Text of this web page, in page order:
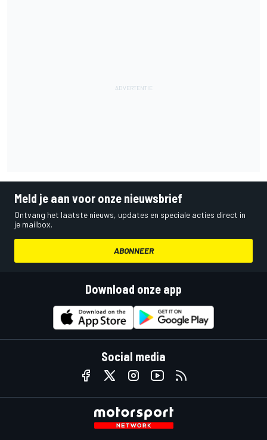
Meld je aan voor onze nieuwsbrief
Ontvang het laatste nieuws, updates en speciale acties direct in
je mailbox.
ABONNEER
Download onze app
Social media